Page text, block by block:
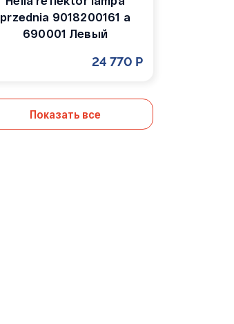
przednia 9018200161 a
690001 Левый
24 770 Р
Показать все